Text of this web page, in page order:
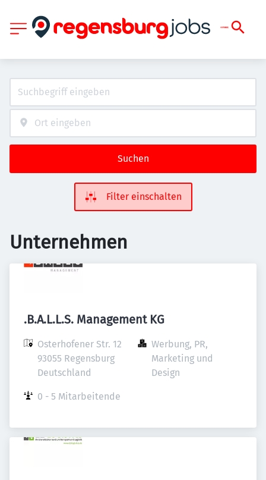
Suchen
Filter einschalten
Unternehmen
.B.A.L.L.S. Management KG
Osterhofener Str. 12
93055 Regensburg
Deutschland
Werbung, PR,
Marketing und
Design
0 - 5 Mitarbeitende